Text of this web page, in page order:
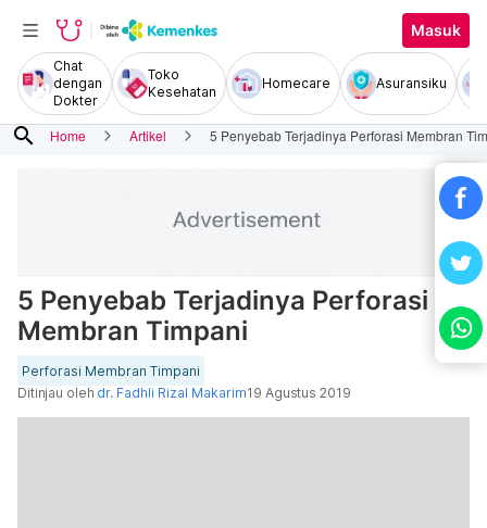
Masuk
Chat
dengan
Dokter
Toko
Kesehatan
Homecare Asuransiku
search Home Artikel 5 Penyebab Terjadinya Perforasi Membran
5 Penyebab Terjadinya Perforasi
Membran Timpani
Perforasi Membran Timpani
Ditinjau oleh dr. Fadhli Rizal Makarim19 Agustus 2019